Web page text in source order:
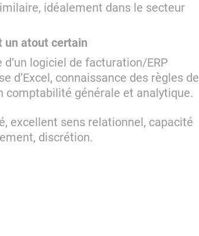
idéalement dans le secteur
un atout certain
logiciel de facturation/ERP
d’Excel, connaissance des règles de
comptabilité générale et analytique.
excellent sens relationnel, capacité
discrétion.